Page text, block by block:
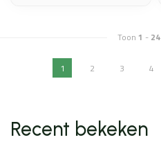
Toon 1 - 24
1 2 3 4
Recent bekeken